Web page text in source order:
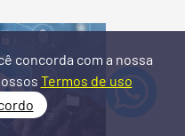
concorda com a nossa
Termos de uso